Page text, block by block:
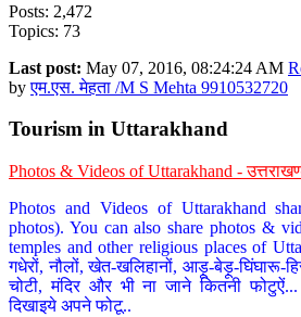
Posts: 2,472
Topics: 73
Last post: May 07, 2016, 08:24:24 AM
byएम.एस. मेहता /M S Mehta 9910532720
Tourism in Uttarakhand
Photos & Videos of Uttarakhand -
Photos and Videos of Uttarakhand
photos). You can also share photos &
temples and other religious places of
गधेरों, नौलों, खेत-खलिहानों, आड़ू-बेड़ू-घिंघारू-
चोटी, मंदिर और भी ना जाने कितनी
दिखाइये अपने फोटू..